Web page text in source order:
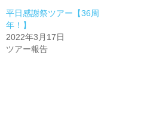
平日感謝祭ツアー【36周
年！】
2022年3月17日
ツアー報告